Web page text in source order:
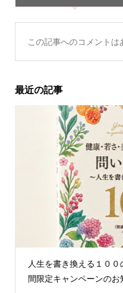
この記事へのコメントは
最近の記事
人生を書き換える１０
間限定キャンペーンのお